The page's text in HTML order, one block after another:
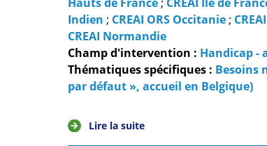
Indien ; CREAI ORS Occitanie;
CREAI Normandie
Champ d'intervention : Handicap -
Thématiques spécifiques : Besoins
par défaut », accueil en Belgique)
Lire la suite